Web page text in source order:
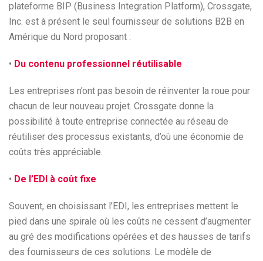
plateforme BIP (Business Integration Platform), Crossgate,
Inc. est à présent le seul fournisseur de solutions B2B en
Amérique du Nord proposant :
• Du contenu professionnel réutilisable
Les entreprises n’ont pas besoin de réinventer la roue pour
chacun de leur nouveau projet. Crossgate donne la
possibilité à toute entreprise connectée au réseau de
réutiliser des processus existants, d’où une économie de
coûts très appréciable.
• De l’EDI à coût fixe
Souvent, en choisissant l’EDI, les entreprises mettent le
pied dans une spirale où les coûts ne cessent d’augmenter
au gré des modifications opérées et des hausses de tarifs
des fournisseurs de ces solutions. Le modèle de